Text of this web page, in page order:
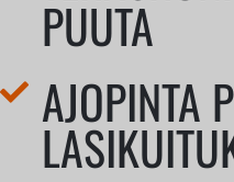
PUUTA
AJOPINTA